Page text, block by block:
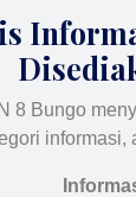
8 Bungo
informasi,